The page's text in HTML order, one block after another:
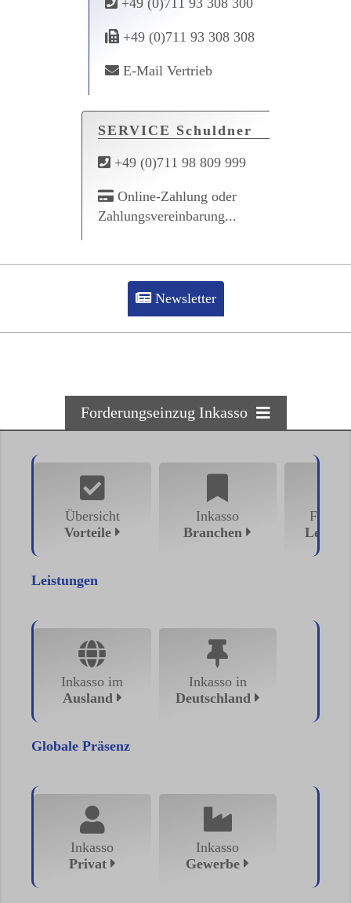
+49 (0)711 93 308 300
+49 (0)711 93 308 308
E-Mail Vertrieb
SERVICE Schuldner
+49 (0)711 98 809 999
Online-Zahlung oder
Zahlungsvereinbarung...
Newsletter
Forderungseinzug Inkasso
Login zu meinen Fällen
Ihr Inkasso-Dienstleister
Inkasso Vorteile auf einen Blick
Inkasso Blog
Forderungsmanagement
Spezielle Branchenlösungen
Inkasso für Privatpersonen
Übersicht
Vorteile
Inkasso
Branchen
Leistungen
Inkasso im
Ausland
Inkasso in
Deutschland
Globale Präsenz
Inkasso
Privat
Inkasso
Gewerbe